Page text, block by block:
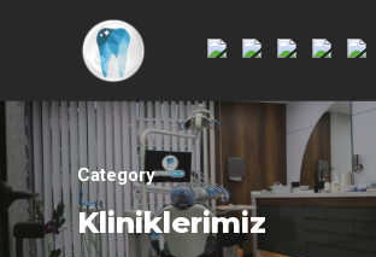
Aramak istediğiniz kelimeyi yazarak
ENTER'a basın.
Category
Kliniklerimiz